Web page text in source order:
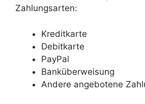
Zahlungsarten:
Kreditkarte
Debitkarte
PayPal
Banküberweisung
Andere angebotene